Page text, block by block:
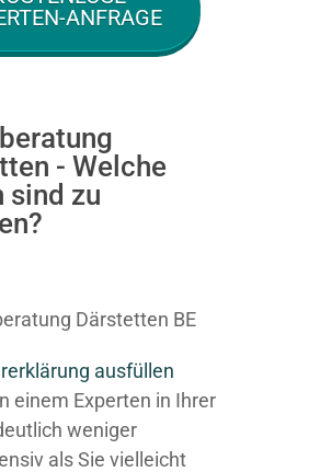
ANFRAGE
- Welche
sind zu
ausfüllen
einem Experten in Ihrer
weniger
als Sie vielleicht